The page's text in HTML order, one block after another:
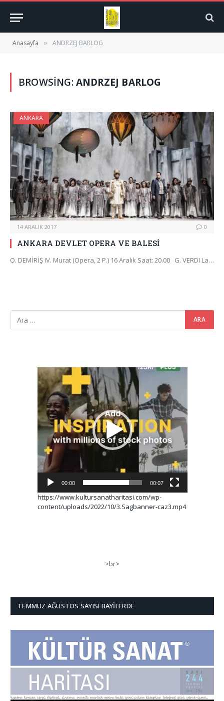
Anasayfa » ANDRZEJ BARLOG
BROWSING:ANDRZEJ BARLOG
ANKARA
14 ARALIK 2017 0
ANKARA DEVLET OPERA VE BALESİ
O. DEMİRİŞ IV. Murat (Opera, 2 P.) 16 Aralık Saat: 20.00 G. VERDI La…
Video
oynatıcı
00:00 00:07
https://www.kultursanatharitasi.com/wp-
content/uploads/2022/10/3.Sagbanner-caz3.mp4
>br>
TEMMUZ AĞUSTOS SAYISI BAYILERDE